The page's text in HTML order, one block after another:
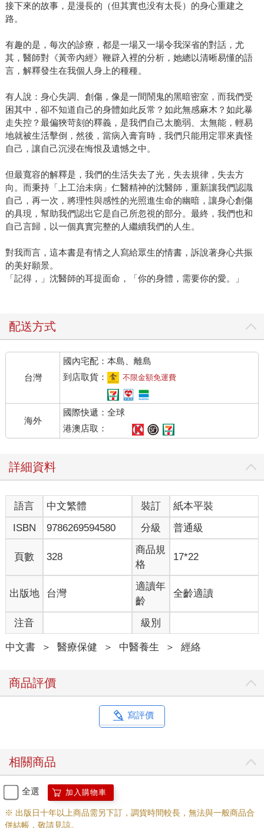
接下來的故事，是漫長的（但其實也没有太長）的身心重建之
路。
有趣的是，每次的診療，都是一場又一場令我深省的對話，尤
其，醫師對《黃帝內經》鞭辟入裡的分析，她總以清晰易懂的語
言，解釋發生在我個人身上的種種。
有人說：身心失調、創傷，像是一間鬧鬼的黑暗密室，而我們受
困其中，卻不知道自己的身體如此反常？如此無感麻木？如此暴
走失控？最偏狹苛刻的釋義，是我們自己太脆弱、太無能，輕易
地就被生活擊倒，然後，當病入膏肓時，我們只能用定罪來責怪
自己，讓自己沉浸在悔恨及遺憾之中。
但最寬容的解釋是，我們的生活失去了光，失去規律，失去方
向。而秉持「上工治未病」仁醫精神的沈醫師，重新讓我們認識
自己，再一次，將理性與感性的光照進生命的幽暗，讓身心創傷
的具現，幫助我們認出它是自己所忽視的部分。最終，我們也和
自己言歸，以一個真實完整的人繼續我們的人生。
對我而言，這本書是有情之人寫給眾生的情書，訴說著身心共振
的美好願景。
「記得，」沈醫師的耳提面命，「你的身體，需要你的愛。」
配送方式
台灣
國內宅配：本島、離島
到店取貨：
不限金額免運費
海外
國際快遞：全球
港澳店取：
詳細資料
語言 中文繁體 裝訂
紙本平裝
ISBN
9786269594580 分級 普通級
頁數 328
商品規
格
17*22
出版地 台灣
適讀年
齡
全齡適讀
注音 級別
中文書 ＞ 醫療保健 ＞ 中醫養生 ＞ 經絡
商品評價
寫評價
相關商品
全選 加入購物車
※ 出版日十年以上商品需另下訂，調貨時間較長，無法與一般商品合
併結帳，敬請見諒。